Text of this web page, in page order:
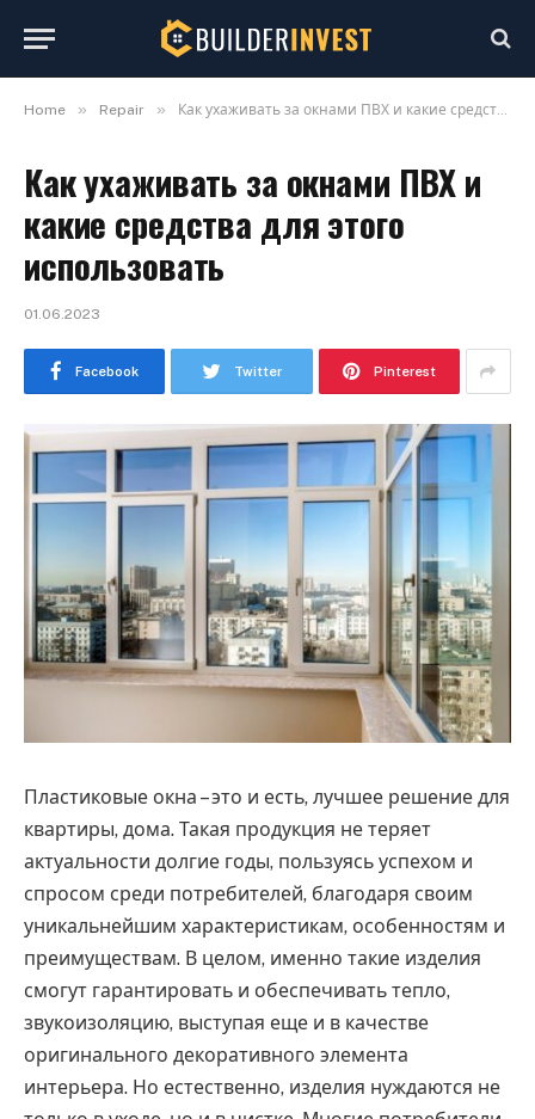
Home » Repair » Как ухаживать за окнами ПВХ и какие средства для этого использовать
Как ухаживать за окнами ПВХ и
какие средства для этого
использовать
01.06.2023
Facebook Twitter Pinterest
Пластиковые окна – это и есть, лучшее решение для
квартиры, дома. Такая продукция не теряет
актуальности долгие годы, пользуясь успехом и
спросом среди потребителей, благодаря своим
уникальнейшим характеристикам, особенностям и
преимуществам. В целом, именно такие изделия
смогут гарантировать и обеспечивать тепло,
звукоизоляцию, выступая еще и в качестве
оригинального декоративного элемента
интерьера. Но естественно, изделия нуждаются не